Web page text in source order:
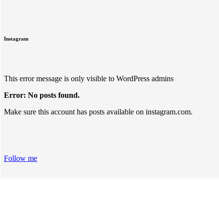
Instagram
This error message is only visible to WordPress admins
Error: No posts found.
Make sure this account has posts available on instagram.com.
Follow me